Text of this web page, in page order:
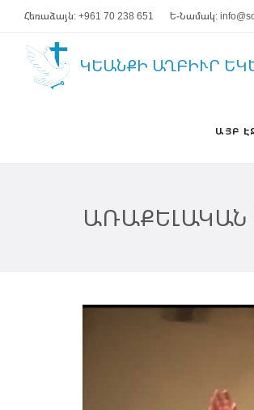
Հեռաձայն: +961 70 238 651 Ե-Նամակ:
ԿԵԱՆՔԻ ԱՂԲԻՒՐ
ԱՅԲ